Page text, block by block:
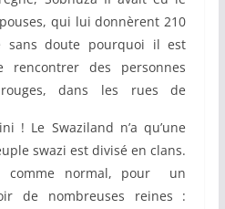
qui lui donnèrent 210
sans doute pourquoi il est
rencontrer des personnes
dans les rues de
! Le Swaziland n’a qu’une
swazi est divisé en clans.
comme normal, pour un
de nombreuses reines :